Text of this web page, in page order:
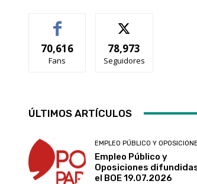
Telegram
70,616
Fans
78,973
Seguidores
ÚLTIMOS ARTÍCULOS
EMPLEO PÚBLICO Y
Empleo Público y
Oposiciones
el BOE 19.07.2026